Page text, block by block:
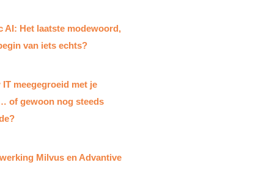
AI: Het laatste modewoord,
van iets echts?
IT meegegroeid met je
of gewoon nog steeds
Milvus en Advantive​